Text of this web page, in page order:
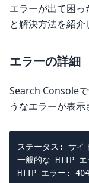
エラーが出て困
と解決方法を紹介
エラーの詳細
Search Console
うなエラーが表示
ステータス: サイ
一般的な HTTP エ